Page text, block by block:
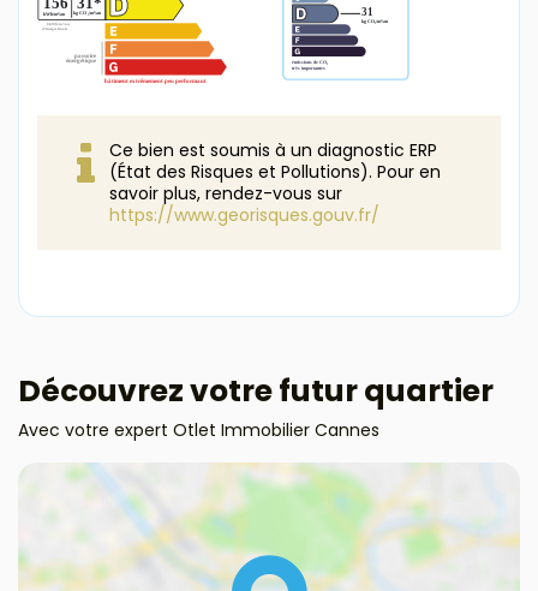
Ce bien est soumis à un diagnostic ERP
(État des Risques et Pollutions). Pour en
savoir plus, rendez-vous sur
https://www.georisques.gouv.fr/
Découvrez votre futur quartier
Avec votre expert Otlet Immobilier Cannes